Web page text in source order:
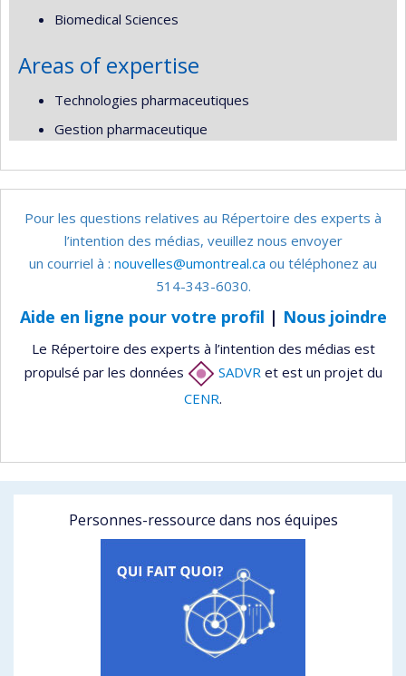
Biomedical Sciences
Areas of expertise
Technologies pharmaceutiques
Gestion pharmaceutique
Pour les questions relatives au Répertoire des experts à
l’intention des médias, veuillez nous envoyer
un courriel à : nouvelles@umontreal.ca ou téléphonez au
514-343-6030.
Aide en ligne pour votre profil | Nous joindre
Le Répertoire des experts à l’intention des médias est
propulsé par les données
SADVR et est un projet du
CENR.
Personnes-ressource dans nos équipes